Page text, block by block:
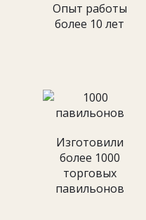
Опыт работы
более 10 лет
Изготовили
более 1000
торговых
павильонов